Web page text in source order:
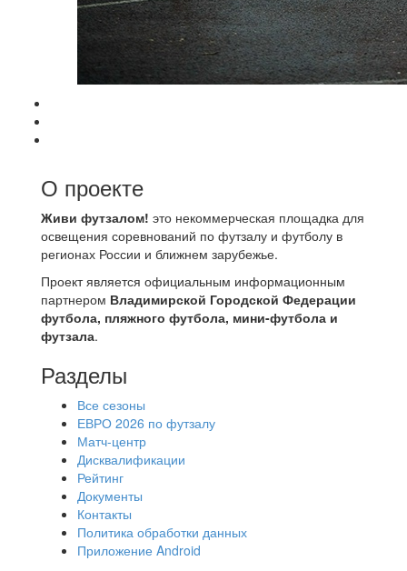
О проекте
Живи футзалом! это некоммерческая площадка для
освещения соревнований по футзалу и футболу в
регионах России и ближнем зарубежье.
Проект является официальным информационным
партнером Владимирской Городской Федерации
футбола, пляжного футбола, мини-футбола и
футзала.
Разделы
Все сезоны
ЕВРО 2026 по футзалу
Матч-центр
Дисквалификации
Рейтинг
Документы
Контакты
Политика обработки данных
Приложение Android